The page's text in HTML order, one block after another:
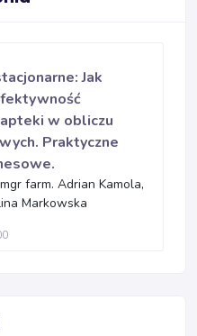
Jak
w obliczu
Praktyczne
farm. Adrian Kamola,
Markowska